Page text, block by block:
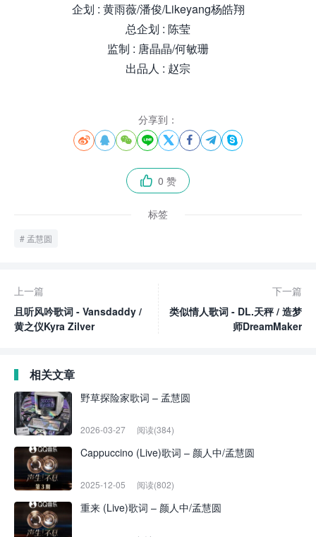
企划 : 黄雨薇/潘俊/Likeyang杨皓翔
总企划 : 陈莹
监制 : 唐晶晶/何敏珊
出品人 : 赵宗
分享到：
       
 0 赞
标签
孟慧圆
上一篇
且听风吟歌词 - Vansdaddy /
黄之仪Kyra Zilver
下一篇
类似情人歌词 - DL.天秤 / 造梦
师DreamMaker
相关文章
野草探险家歌词 – 孟慧圆
2026-03-27 阅读(384)
Cappuccino (Live)歌词 – 颜人中/孟慧圆
2025-12-05 阅读(802)
重来 (Live)歌词 – 颜人中/孟慧圆